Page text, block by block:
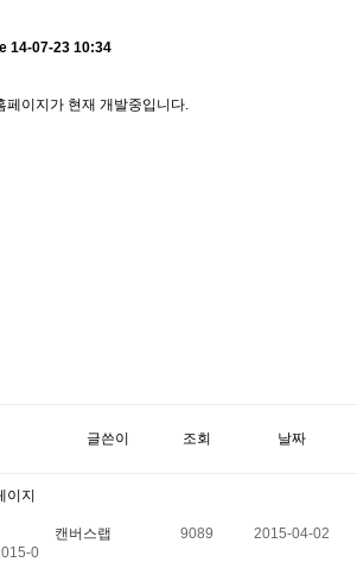
14-07-23 10:34
페이지가 현재 개발중입니다.
글쓴이 조회 날짜
이지
0
캔버스랩 9089 2015-04-02